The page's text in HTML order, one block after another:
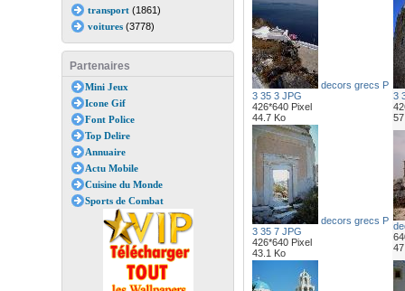
transport(1861)
voitures(3778)
Partenaires
Mini Jeux
Icone Gif
Font Police
Top Delire
Annuaire
Actu Mobile
Cuisine du Monde
Sports de Combat
decors grecs P
3 35 3 JPG
426*640 Pixel
44.7 Ko
3
decors grecs P
3 35 7 JPG
426*640 Pixel
43.1 Ko